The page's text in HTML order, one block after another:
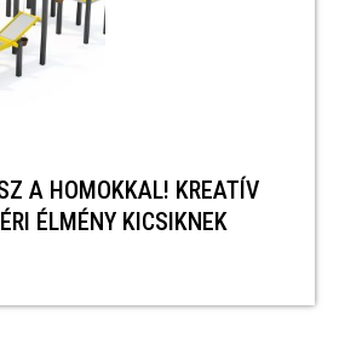
A HOMOKKAL! KREATÍV
ÉLMÉNY KICSIKNEK